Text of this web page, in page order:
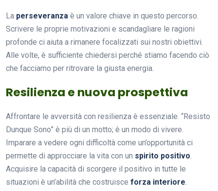
La perseveranza è un valore chiave in questo percorso.
Scrivere le proprie motivazioni e scandagliare le ragioni
profonde ci aiuta a rimanere focalizzati sui nostri obiettivi.
Alle volte, è sufficiente chiedersi perché stiamo facendo ciò
che facciamo per ritrovare la giusta energia.
Resilienza e nuova prospettiva
Affrontare le avversità con resilienza è essenziale. “Resisto
Dunque Sono” è più di un motto; è un modo di vivere.
Imparare a vedere ogni difficoltà come un’opportunità ci
permette di approcciare la vita con un spirito positivo.
Acquisire la capacità di scorgere il positivo in tutte le
situazioni è un’abilità che costruisce forza interiore.